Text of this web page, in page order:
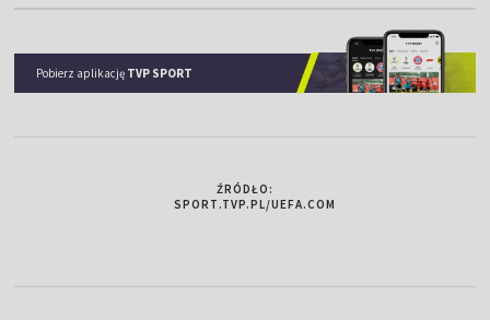
Pobierz aplikację TVP SPORT
ŹRÓDŁO:
SPORT.TVP.PL/UEFA.COM